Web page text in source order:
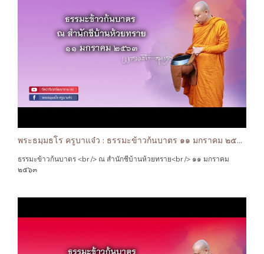
พระธมฺมธโร ครูบาแจ๋ว : ธรรมะข้าวก้นบาตร ๑๑ มกราคม ๒๕๖๓
ธรรมะข้าวก้นบาตร <br /> ณ สำนักชีบ้านห้วยทราย<br /> ๑๑ มกราคม
๒๕๖๓